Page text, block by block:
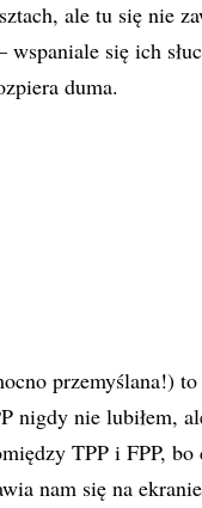
ale tu się nie
wspaniale się ich
duma.
przemyślana!) to
nigdy nie lubiłem,
TPP i FPP, bo
nam się na